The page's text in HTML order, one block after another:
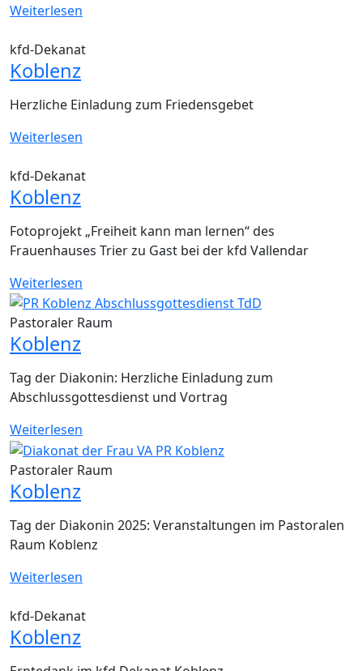
Weiterlesen
kfd-Dekanat
Koblenz
Herzliche Einladung zum Friedensgebet
Weiterlesen
kfd-Dekanat
Koblenz
Fotoprojekt „Freiheit kann man lernen“ des
Frauenhauses Trier zu Gast bei der kfd Vallendar
Weiterlesen
Pastoraler Raum
Koblenz
Tag der Diakonin: Herzliche Einladung zum
Abschlussgottesdienst und Vortrag
Weiterlesen
Pastoraler Raum
Koblenz
Tag der Diakonin 2025: Veranstaltungen im Pastoralen
Raum Koblenz
Weiterlesen
kfd-Dekanat
Koblenz